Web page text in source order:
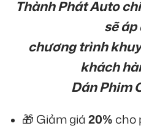
Thành Phát Auto
sẽ
chương trình
khách
Dán Phim
🎁 Giảm giá20%cho